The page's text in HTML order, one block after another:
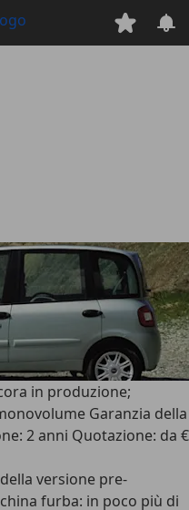
in produzione;
Garanzia della
2 anni Quotazione: da €
versione pre-
furba: in poco più di